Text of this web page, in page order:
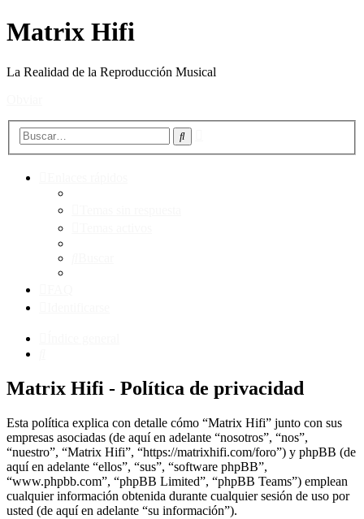
Matrix Hifi
La Realidad de la Reproducción Musical
Buscar
Matrix Hifi - Política de privacidad
Esta política explica con detalle cómo “Matrix Hifi” junto con sus
empresas asociadas (de aquí en adelante “nosotros”, “nos”,
“nuestro”, “Matrix Hifi”, “https://matrixhifi.com/foro”) y phpBB (de
aquí en adelante “ellos”, “sus”, “software phpBB”,
“www.phpbb.com”, “phpBB Limited”, “phpBB Teams”) emplean
cualquier información obtenida durante cualquier sesión de uso por
usted (de aquí en adelante “su información”).